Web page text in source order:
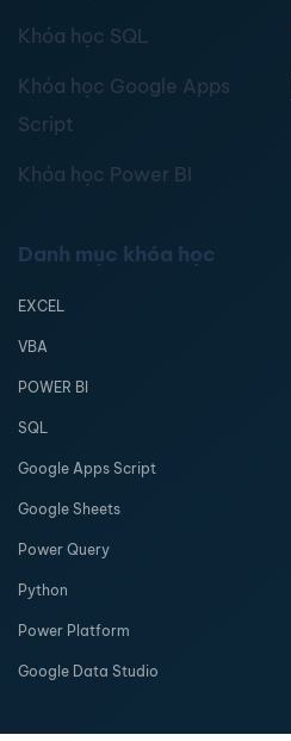
Khóa học SQL
Khóa học Google Apps
Script
Khóa học Power BI
Danh mục khóa học
EXCEL
VBA
POWER BI
SQL
Google Apps Script
Google Sheets
Power Query
Python
Power Platform
Google Data Studio